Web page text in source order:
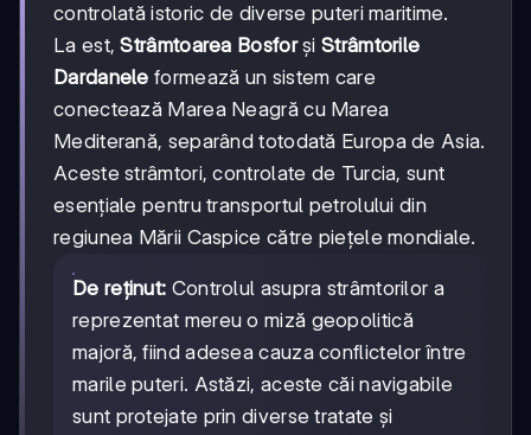
controlată istoric de diverse puteri maritime.
La est,Strâmtoarea BosforșiStrâmtorile
Dardanele formează un sistem care
conectează Marea Neagră cu Marea
Mediterană, separând totodată Europa de Asia.
Aceste strâmtori, controlate de Turcia, sunt
esențiale pentru transportul petrolului din
regiunea Mării Caspice către piețele mondiale.
De reținut: Controlul asupra strâmtorilor a
reprezentat mereu o miză geopolitică
majoră, fiind adesea cauza conflictelor între
marile puteri. Astăzi, aceste căi navigabile
sunt protejate prin diverse tratate și